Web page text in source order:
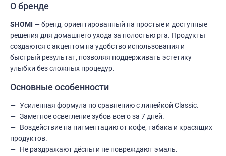
О бренде
SHOMI — бренд, ориентированный на простые и доступные
решения для домашнего ухода за полостью рта. Продукты
создаются с акцентом на удобство использования и
быстрый результат, позволяя поддерживать эстетику
улыбки без сложных процедур.
Основные особенности
Усиленная формула по сравнению с линейкой Classic.
Заметное осветление зубов всего за 7 дней.
Воздействие на пигментацию от кофе, табака и красящих
продуктов.
Не раздражают дёсны и не повреждают эмаль.